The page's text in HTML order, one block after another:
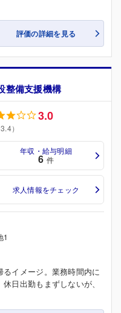
評価の詳細を見る
整備支援機構
3.0
）
年収・給与明細
6 件
求人情報をチェック
1
イメージ。業務時間内に
日出勤もまずしないが、